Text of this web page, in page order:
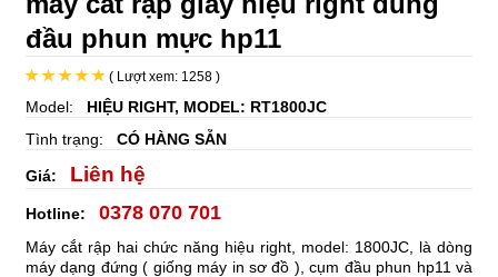
đầu phun mực hp11
( Lượt xem: 1258 )
Model: HIỆU RIGHT, MODEL: RT1800JC
Tình trạng: CÓ HÀNG SẴN
Giá: Liên hệ
Hotline: 0378 070 701
Máy cắt rập hai chức năng hiệu right, model: 1800JC, là dòng
máy dạng đứng ( giống máy in sơ đồ ), cụm đầu phun hp11 và